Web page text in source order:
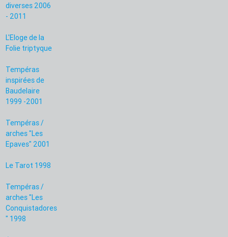
diverses 2006
- 2011
L'Eloge de la
Folie triptyque
Tempéras
inspirées de
Baudelaire
1999 -2001
Tempéras /
arches "Les
Epaves" 2001
Le Tarot 1998
Tempéras /
arches "Les
Conquistadores
" 1998